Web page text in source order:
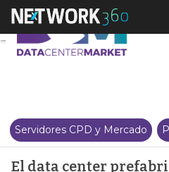
El
Servidores CPD y Mercado
El data center